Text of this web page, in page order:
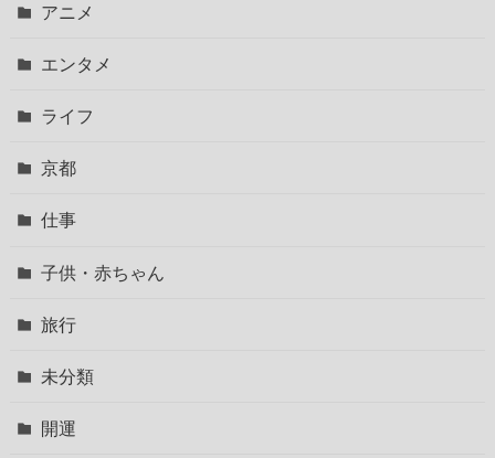
アニメ
エンタメ
ライフ
京都
仕事
子供・赤ちゃん
旅行
未分類
開運